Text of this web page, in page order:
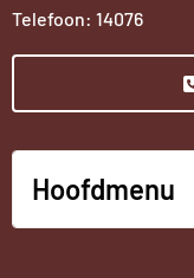
Telefoon: 14076
Hoofdmenu